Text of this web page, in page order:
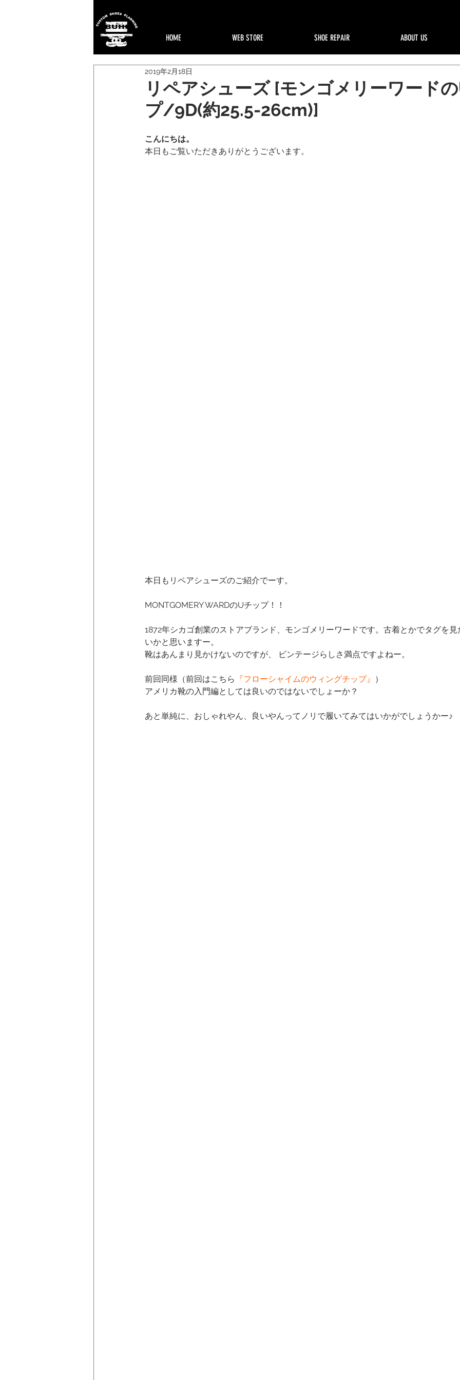
HOME WEB STORE SHOE REPAIR ABOUT US
リペアシューズ [モンゴメリーワード
プ/9D(約25.5-26cm)]
2019年2月18日
こんにちは。
本日もご覧いただきありがとうございます。
本日もリペアシューズのご紹介でーす。
MONTGOMERY WARDのUチップ！！
1872年シカゴ創業のストアブランド、モンゴメリーワードです。古着とかでタグを
いかと思いますー。
靴はあんまり見かけないのですが、 ビンテージらしさ満点ですよねー。
前回同様（前回はこちら 『フローシャイムのウィングチップ』 ）
アメリカ靴の入門編としては良いのではないでしょーか？
あと単純に、おしゃれやん、良いやんってノリで履いてみてはいかがでしょうかー♪